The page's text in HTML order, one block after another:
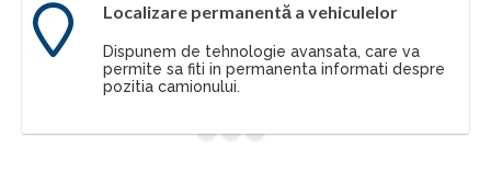
Localizare permanentă a vehiculelor
Dispunem de tehnologie avansata, care va
permite sa fiti in permanenta informati despre
pozitia camionului.